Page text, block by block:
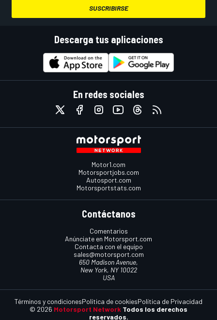
SUSCRIBIRSE
Descarga tus aplicaciones
En redes sociales
Motor1.com
Motorsportjobs.com
Autosport.com
Motorsportstats.com
Contáctanos
Comentarios
Anúnciate en Motorsport.com
Contacta con el equipo
sales@motorsport.com
650 Madison Avenue,
New York, NY 10022
USA
© 2026 Motorsport Network Todos los derechos
reservados.
Términos y condicionesPolítica de cookiesPolítica de Privacidad